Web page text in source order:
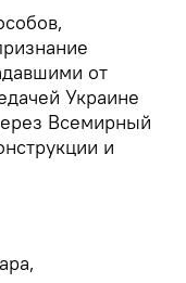
от
Украине
Всемирный
и